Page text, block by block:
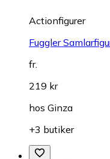
Actionfigurer
Fuggler
fr.
219 kr
hos Ginza
+3 butiker